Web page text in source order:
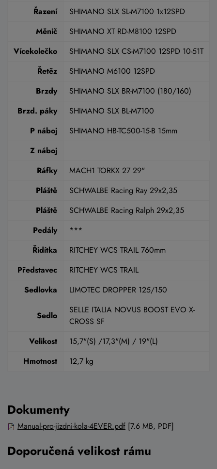
Řazení
SHIMANO SLX SL-M7100 1x12SPD
Měnič
SHIMANO XT RD-M8100 12SPD
Vícekolečko
SHIMANO SLX CS-M7100 12SPD 10-51T
Řetěz
SHIMANO M6100 12SPD
Brzdy
SHIMANO SLX BR-M7100 (180/160)
Brzd. páky
SHIMANO SLX BL-M7100
P náboj
SHIMANO HB-TC500-15-B 15mm
Z náboj
Ráfky
MACH1 TORKX 27 29"
Pláště
SCHWALBE Racing Ray 29x2,35
Pláště
SCHWALBE Racing Ralph 29x2,35
Pedály
***
Řidítka
RITCHEY WCS TRAIL 760mm
Představec
RITCHEY WCS TRAIL
Sedlovka
LIMOTEC DROPPER 125/150
Sedlo
SELLE ITALIA NOVUS BOOST EVO X-
CROSS SF
Velikost
15,7"(S) /17,3"(M) / 19"(L)
Hmotnost
12,7 kg
Dokumenty
Manual-pro-jizdni-kola-4EVER.pdf [7.6 MB, PDF]
Doporučená velikost rámu